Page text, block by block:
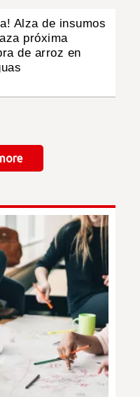
Alza de insumos
próxima
de arroz en